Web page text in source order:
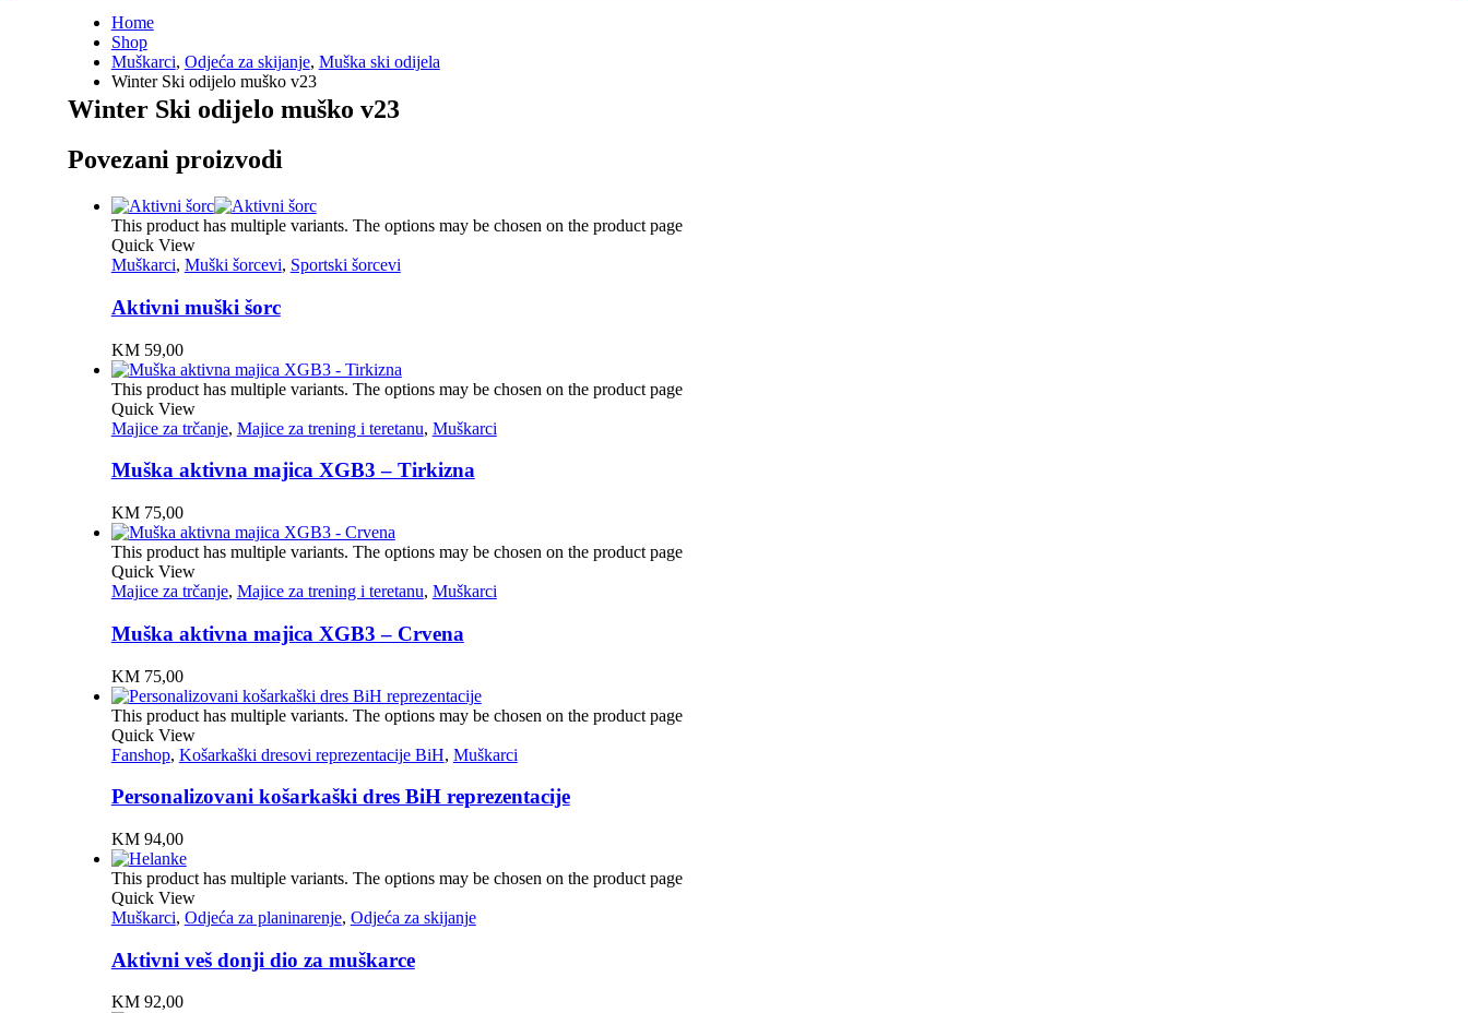
Home
Shop
Muškarci, Odjeća za skijanje, Muška ski odijela
Winter Ski odijelo muško v23
Winter Ski odijelo muško v23
Povezani proizvodi
This product has multiple variants. The options may be chosen on the product page
Quick View
Muškarci, Muški šorcevi, Sportski šorcevi
Aktivni muški šorc
KM59,00
This product has multiple variants. The options may be chosen on the product page
Quick View
Majice za trčanje, Majice za trening i teretanu, Muškarci
Muška aktivna majica XGB3 – Tirkizna
KM75,00
This product has multiple variants. The options may be chosen on the product page
Quick View
Majice za trčanje, Majice za trening i teretanu, Muškarci
Muška aktivna majica XGB3 – Crvena
KM75,00
This product has multiple variants. The options may be chosen on the product page
Quick View
Fanshop, Košarkaški dresovi reprezentacije BiH, Muškarci
Personalizovani košarkaški dres BiH reprezentacije
KM94,00
This product has multiple variants. The options may be chosen on the product page
Quick View
Muškarci, Odjeća za planinarenje, Odjeća za skijanje
Aktivni veš donji dio za muškarce
KM92,00